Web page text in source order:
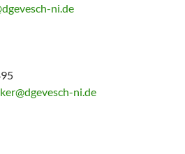
ni.de
ni.de